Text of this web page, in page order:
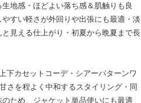
地感・ほどよい落ち感＆肌触りも良
すい軽さが外回りや出張にも最適・淡
見える仕上がり・初夏から晩夏まで長
下カセットコーデ・シアーパターンワ
さを程よく中和するスタイリング・同
ため、ジャケット単品使いにも最適